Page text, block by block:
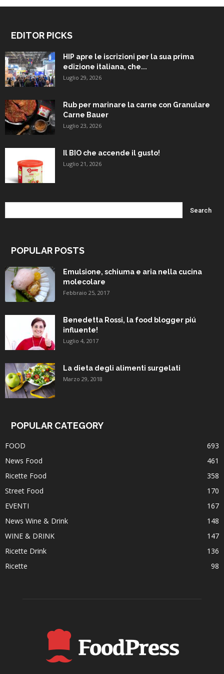
EDITOR PICKS
HIP apre le iscrizioni per la sua prima
edizione italiana, che...
Luglio 29, 2026
Rub per marinare la carne con Granulare
Carne Bauer
Luglio 23, 2026
Il BIO che accende il gusto!
Luglio 21, 2026
POPULAR POSTS
Emulsione, schiuma e aria nella cucina
molecolare
Febbraio 25, 2017
Benedetta Rossi, la food blogger piú
influente!
Luglio 4, 2017
La dieta degli alimenti surgelati
Marzo 29, 2018
POPULAR CATEGORY
FOOD
693
News Food
461
Ricette Food
358
Street Food
170
EVENTI
167
News Wine & Drink
148
WINE & DRINK
147
Ricette Drink
136
Ricette
98